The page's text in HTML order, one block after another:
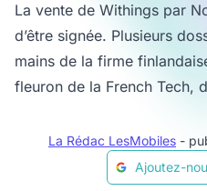
La vente de Withings par
d’être signée. Plusieurs
mains de la firme
fleuron de la French Tech,
La Rédac LesMobiles -
Ajoutez-